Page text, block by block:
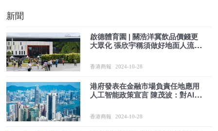
新聞
啟德體育園 | 關浩洋冀飲品價錢更
大眾化 張欣宇稱須做好地面人流管
香港商報 2024-10-28
港府發表在金融市場負責任地應用
人工智能政策宣言 陳茂波：對AI應
香港商報 2024-10-28